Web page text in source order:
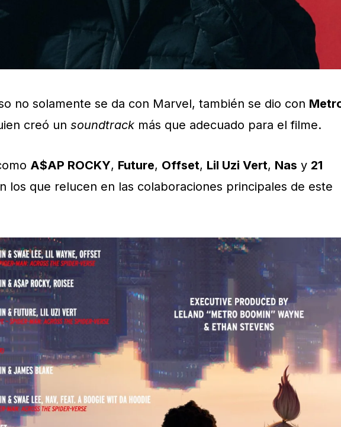
no solamente se da con Marvel, también se dio con
creó un soundtrack más que adecuado para el filme.
A$AP ROCKY, Future, Offset, Lil Uzi Vert, Nas y 21
los que relucen en las colaboraciones principales de este